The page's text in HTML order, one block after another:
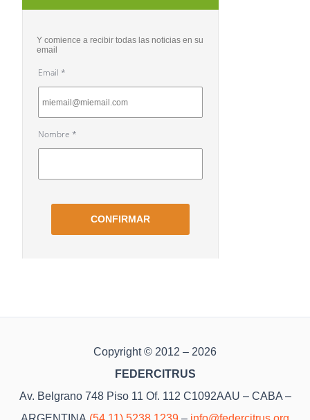
Copyright © 2012 – 2026
FEDERCITRUS
Av. Belgrano 748 Piso 11 Of. 112 C1092AAU – CABA –